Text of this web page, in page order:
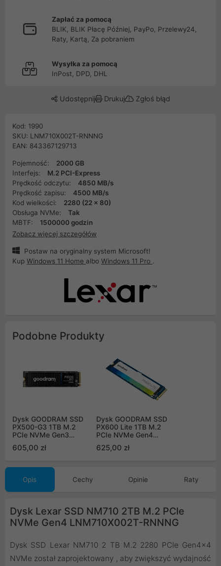
Zapłać za pomocą
BLIK, BLIK Płacę Później, PayPo, Przelewy24,
Raty, Kartą, Za pobraniem
Wysyłka za pomocą
InPost, DPD, DHL
Udostępnij Drukuj Zgłoś błąd
Kod: 1990
SKU: LNM710X002T-RNNNG
EAN: 843367129713
Pojemność:
2000 GB
Interfejs:
M.2 PCI-Express
Prędkość odczytu:
4850 MB/s
Prędkość zapisu:
4500 MB/s
Kod wielkości:
2280 (22 x 80)
Obsługa NVMe:
Tak
MBTF:
1500000 godzin
Zobacz więcej szczegółów
Postaw na oryginalny system Microsoft!
Kup Windows 11 Home albo Windows 11 Pro .
Podobne Produkty
Dysk GOODRAM SSD
PX500-G3 1TB M.2
PCIe NVMe Gen3
SSDPR-PX500-01T-80-
G3
605,00 zł
Dysk GOODRAM SSD
PX600 Lite 1TB M.2
PCIe NVMe Gen4
SSDPR-PX600L-01T-80
625,00 zł
Opis Cechy Opinie Raty
Dysk Lexar SSD NM710 2TB M.2 PCIe
NVMe Gen4 LNM710X002T-RNNNG
Dysk SSD Lexar NM710 2 TB M.2 2280 PCIe Gen4x4
NVMe został zaprojektowany , aby zwiększyć wydajność